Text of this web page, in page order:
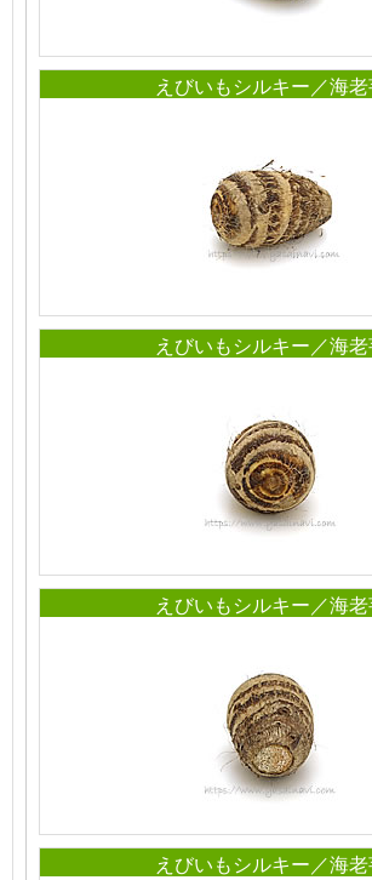
えびいもシルキー／海
えびいもシルキー／海
えびいもシルキー／海
えびいもシルキー／海